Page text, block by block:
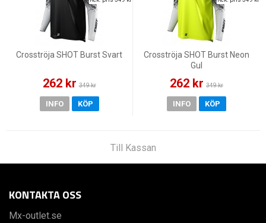
Crosströja SHOT Burst Svart
262 kr 349 kr
INFO KÖP
Crosströja SHOT Burst Neon
Gul
262 kr 349 kr
INFO KÖP
Till Kassan
KONTAKTA OSS
Mx-outlet.se